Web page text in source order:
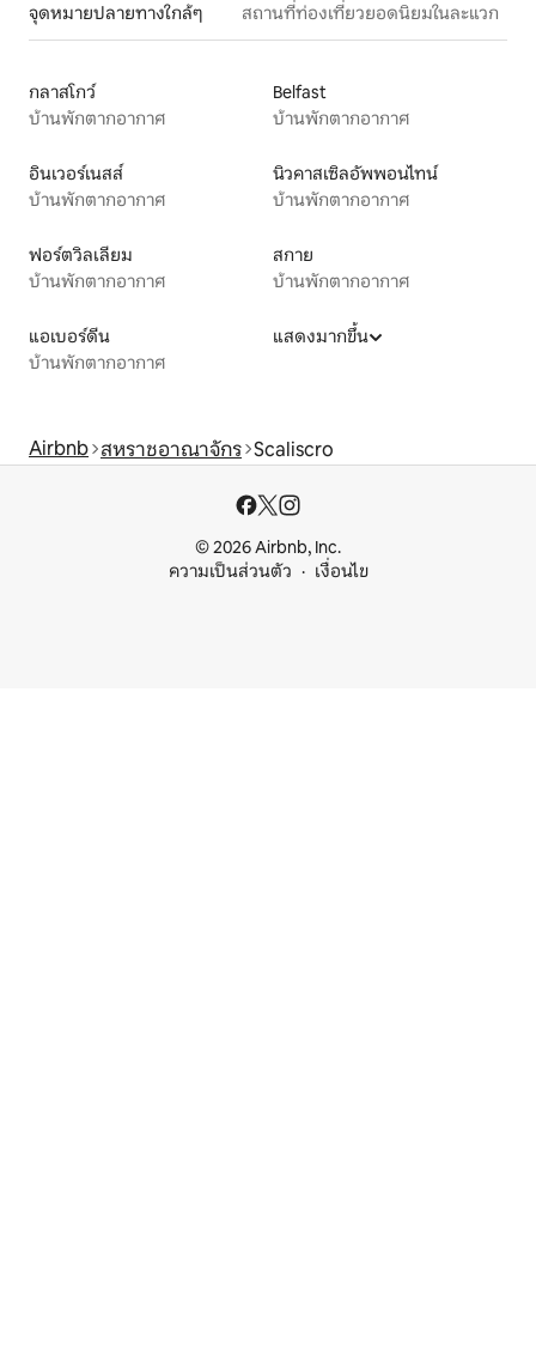
จุดหมายปลายทางใกล้ๆ สถานที่ท่องเที่ยวยอดนิยมในละแวก
กลาสโกว์
บ้านพักตากอากาศ
Belfast
บ้านพักตากอากาศ
อินเวอร์เนสส์
บ้านพักตากอากาศ
นิวคาสเซิลอัพพอนไทน์
บ้านพักตากอากาศ
ฟอร์ตวิลเลียม
บ้านพักตากอากาศ
สกาย
บ้านพักตากอากาศ
แอเบอร์ดีน
บ้านพักตากอากาศ
แสดงมากขึ้น
Airbnb สหราชอาณาจักร Scaliscro
© 2026 Airbnb, Inc.
ความเป็นส่วนตัว
เงื่อนไข